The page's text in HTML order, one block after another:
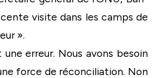
visite dans les camps de
».
une erreur. Nous avons besoin
force de réconciliation. Non